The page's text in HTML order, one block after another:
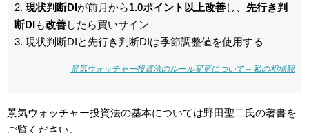
2. 現状判断DIが前月から1.0ポイント以上改善し、 先行き判
断DIも改善したら買いサイン
3. 現状判断DIと先行き判断DIは季節調整値を使用する
景気ウォッチャー投資法のルール変更について – 私の相場観
景気ウォッチャー投資法の基本については野田聖二氏の著書を
ご覧ください。